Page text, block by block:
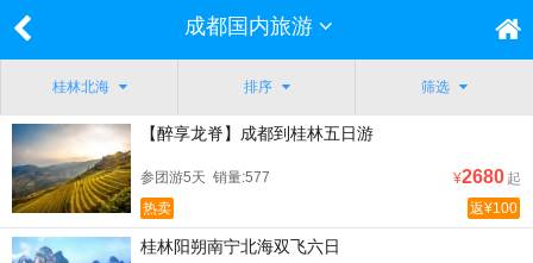
成都国内旅游
桂林北海 排序 筛选
【醉享龙脊】成都到桂林五日游
参团游5天 销量:577 ¥2680 起
返¥100
热卖
桂林阳朔南宁北海双飞六日